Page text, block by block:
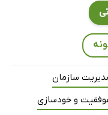
سازمان
و خودسازی